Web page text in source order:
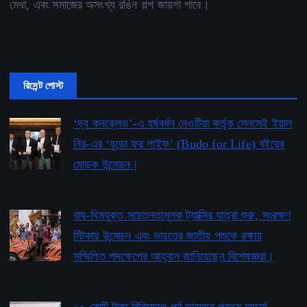
মেধা, এবং সমাজের অসংখ্য রঙিন গল্প জায়গা পাবে।
রিসেন্ট পোস্ট
‘দ্য কনক্লেভ’-এ হর্ষবর্ধন নেওটিয়া কর্তৃক সেনসেই ইয়াল
নির-এর ‘বুডো ফর লাইফ’ ​​(Budo for Life) বইয়ের
মোড়ক উন্মোচন |
বাঘ-থিমযুক্ত সচেতনতামূলক ট্যাক্সির যাত্রা শুরু, সংরক্ষণ
স্টিকার উন্মোচন এবং ভারতের জাতীয় পশুকে রক্ষায়
সম্মিলিত পদক্ষেপের আহ্বান জানিয়েছেন বিশেষজ্ঞরা।